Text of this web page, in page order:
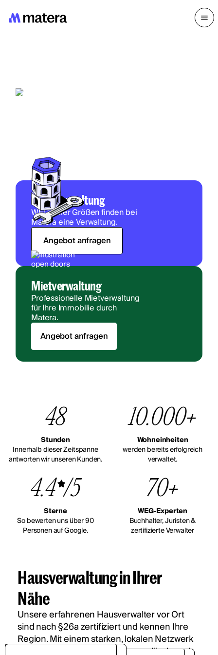
Der neue Standard für
WEG-Verwaltung
WEGs aller Größen finden bei
Matera eine Verwaltung.
Angebot anfragen
Mietverwaltung
Professionelle Mietverwaltung
für Ihre Immobilie durch
Matera.
Angebot anfragen
48
Stunden
Innerhalb dieser Zeitspanne
antworten wir unseren Kunden.
10.000+
Wohneinheiten
werden bereits erfolgreich
verwaltet.
4.4 /5
Sterne
So bewerten uns über 90
Personen auf Google.
70+
WEG-Experten
Buchhalter, Juristen &
zertifizierte Verwalter
Hausverwaltung in Ihrer
Nähe
Unsere erfahrenen Hausverwalter vor Ort
sind nach §26a zertifiziert und kennen Ihre
Region. Mit einem starken, lokalen Netzwerk
betreuen wir Ihre Immobilie zuverlässig und